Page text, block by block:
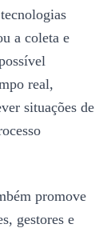
a coleta e
real,
situações de
promove
gestores e